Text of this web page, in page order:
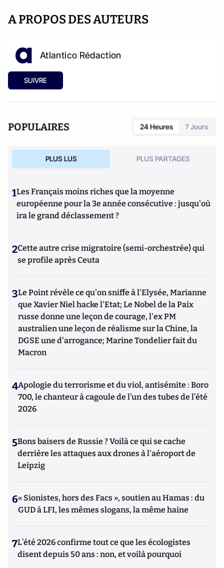
A PROPOS DES AUTEURS
Atlantico Rédaction
SUIVRE
POPULAIRES 24 Heures 7 Jours
PLUS LUS PLUS PARTAGES
1Les Français moins riches que la moyenne
européenne pour la 3e année consécutive : jusqu'où
ira le grand déclassement ?
2Cette autre crise migratoire (semi-orchestrée) qui
se profile après Ceuta
3Le Point révèle ce qu'on sniffe à l'Elysée, Marianne
que Xavier Niel hacke l'Etat; Le Nobel de la Paix
russe donne une leçon de courage, l'ex PM
australien une leçon de réalisme sur la Chine, la
DGSE une d'arrogance; Marine Tondelier fait du
Macron
4Apologie du terrorisme et du viol, antisémite : Boro
700, le chanteur à cagoule de l’un des tubes de l’été
2026
5Bons baisers de Russie ? Voilà ce qui se cache
derrière les attaques aux drones à l'aéroport de
Leipzig
6« Sionistes, hors des Facs », soutien au Hamas : du
GUD à LFI, les mêmes slogans, la même haine
7L’été 2026 confirme tout ce que les écologistes
disent depuis 50 ans : non, et voilà pourquoi